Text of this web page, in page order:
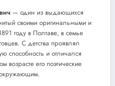
— один из выдающихся
своими оригинальными и
году в Полтаве, в семье
С детства проявлял
способность и отличался
возрасте его поэтические